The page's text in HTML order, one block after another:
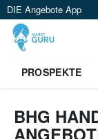
DIE Angebote App
PROSPEKTE
BHG